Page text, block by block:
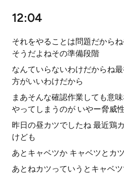
12:04
それをやることは問題だから
そうだよねその準備段階
なんていらないわけだからね
方がいいわけだから
まあそんな確認作業しても意
やってしまうのが いやー脅威
昨日の昼カツでしたね 最近鶏
けども
あとキャベツか キャベツとカ
あとねカツっていうとキャベ